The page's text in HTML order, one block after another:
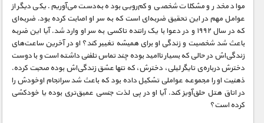
مواد مخدر و مشکلات شخصی و کم‌رویی بوده به‌دست می‌آوریم. یکی دیگر از
عوامل مهم در این تحقیق ضربه‌ای است که به سر او اصابت کرده بود. ضربه‌ای
که در سال ۱۹۹۲ و در دعوا با یک راننده تاکسی به سر او وارد شد. آیا این ضربه
باعث شد شخصیت و زندگی او برای همیشه تغییر کند؟ او در آخرین ساعت‌های
زندگی‌اش در حالی که بسیار ناامید بوده چند تماس تلفنی داشته است و با دوست
دخترش درباره‌ی تایگر لیلی، دخترش، که تنها عشق زندگی‌اش بوده صحبت کرده.
ذهنیت او را مجموعه عواملی تشکیل داده بود که باعث شد سرانجام اوخودش را
در اتاق هتل حلق‌آویز کند. آیا او در پی لذت جنسی عمیق‌تری بوده یا خودکشی
کرده است؟